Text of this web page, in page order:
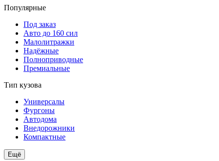
Популярные
Под заказ
Авто до 160 сил
Малолитражки
Надёжные
Полноприводные
Премиальные
Тип кузова
Универсалы
Фургоны
Автодома
Внедорожники
Компактные
Ещё